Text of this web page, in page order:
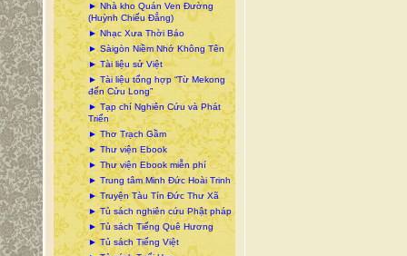
► Nhà kho Quán Ven Đường
(Huỳnh Chiếu Đẳng)
► Nhạc Xưa Thời Báo
► Sàigòn Niềm Nhớ Không Tên
► Tài liệu sử Việt
► Tài liệu tổng hợp “Từ Mekong
đến Cửu Long”
► Tạp chí Nghiên Cứu và Phát
Triển
► Thơ Trạch Gầm
► Thư viện Ebook
► Thư viện Ebook miễn phí
► Trung tâm Minh Đức Hoài Trinh
► Truyện Tàu Tín Đức Thư Xã
► Tủ sách nghiên cứu Phật pháp
► Tủ sách Tiếng Quê Hương
► Tủ sách Tiếng Việt